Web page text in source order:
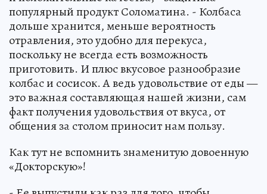
популярный продукт Соломатина. - Колбаса
дольше хранится, меньше вероятность
отравления, это удобно для перекуса,
поскольку не всегда есть возможность
приготовить. И плюс вкусовое разнообразие
колбас и сосисок. А ведь удовольствие от еды —
это важная составляющая нашей жизни, сам
факт получения удовольствия от вкуса, от
общения за столом приносит нам пользу.
Как тут не вспомнить знаменитую довоенную
«Докторскую»!